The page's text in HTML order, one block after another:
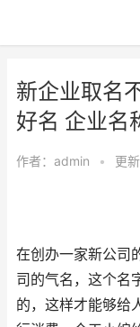
新企业取名
好名 企业名
作者： admin • 更
在创办一家新公司
司的气名，这个名
的，这样才能够给